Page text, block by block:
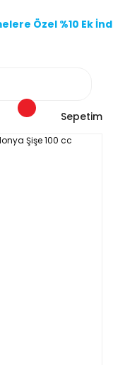
Özel %10 Ek
Sepetim